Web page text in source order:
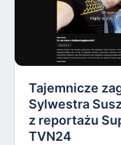
Tajemnicze
Sylwestra
z reportażu
TVN24